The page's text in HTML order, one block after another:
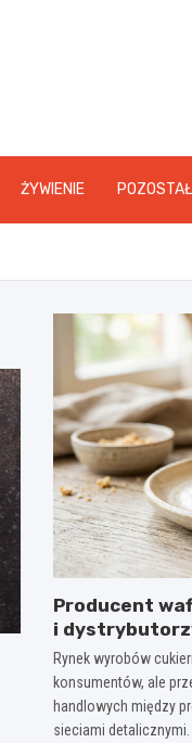
ŻYWIENIE
Producent
i
Mogielnicy
Rynek wyrobów
konsumentów, ale
handlowych między
sieciami